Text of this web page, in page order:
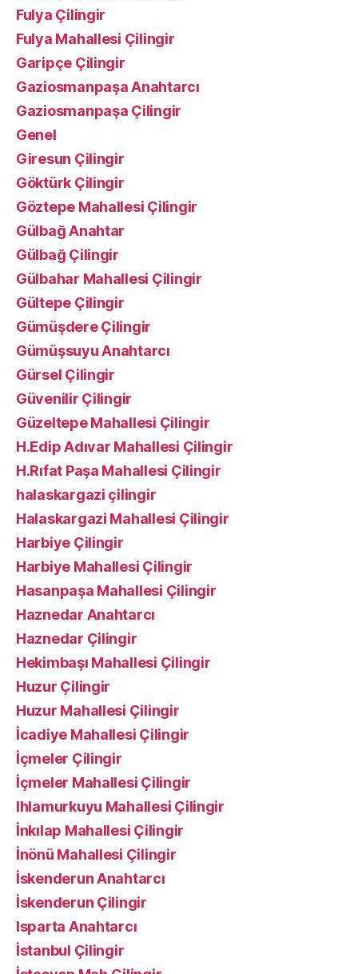
Fulya Çilingir
Fulya Mahallesi Çilingir
Garipçe Çilingir
Gaziosmanpaşa Anahtarcı
Gaziosmanpaşa Çilingir
Genel
Giresun Çilingir
Göktürk Çilingir
Göztepe Mahallesi Çilingir
Gülbağ Anahtar
Gülbağ Çilingir
Gülbahar Mahallesi Çilingir
Gültepe Çilingir
Gümüşdere Çilingir
Gümüşsuyu Anahtarcı
Gürsel Çilingir
Güvenilir Çilingir
Güzeltepe Mahallesi Çilingir
H.Edip Adıvar Mahallesi Çilingir
H.Rıfat Paşa Mahallesi Çilingir
halaskargazi çilingir
Halaskargazi Mahallesi Çilingir
Harbiye Çilingir
Harbiye Mahallesi Çilingir
Hasanpaşa Mahallesi Çilingir
Haznedar Anahtarcı
Haznedar Çilingir
Hekimbaşı Mahallesi Çilingir
Huzur Çilingir
Huzur Mahallesi Çilingir
İcadiye Mahallesi Çilingir
İçmeler Çilingir
İçmeler Mahallesi Çilingir
Ihlamurkuyu Mahallesi Çilingir
İnkılap Mahallesi Çilingir
İnönü Mahallesi Çilingir
İskenderun Anahtarcı
İskenderun Çilingir
Isparta Anahtarcı
İstanbul Çilingir